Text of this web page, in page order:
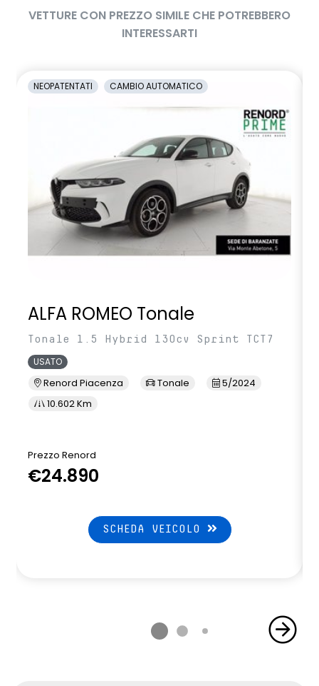
VETTURE CON PREZZO SIMILE CHE POTREBBERO
INTERESSARTI
NEOPATENTATI CAMBIO AUTOMATICO
ALFA ROMEO Tonale
Tonale 1.5 Hybrid 130cv Sprint TCT7
USATO
Renord Piacenza Tonale
5/2024
10.602 Km
Prezzo Renord
€24.890
SCHEDA VEICOLO